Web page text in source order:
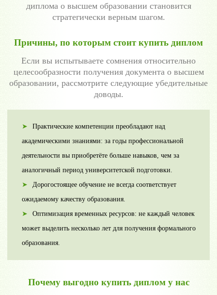
диплома о высшем образовании становится
стратегически верным шагом.
Причины, по которым стоит купить диплом
Если вы испытываете сомнения относительно
целесообразности получения документа о высшем
образовании, рассмотрите следующие убедительные
доводы.
Практические компетенции преобладают над
академическими знаниями: за годы профессиональной
деятельности вы приобретёте больше навыков, чем за
аналогичный период университетской подготовки.
Дорогостоящее обучение не всегда соответствует
ожидаемому качеству образования.
Оптимизация временных ресурсов: не каждый человек
может выделить несколько лет для получения формального
образования.
Почему выгодно купить диплом у нас